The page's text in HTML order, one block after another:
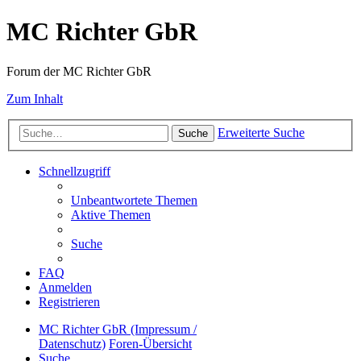
MC Richter GbR
Forum der MC Richter GbR
Zum Inhalt
Suche Erweiterte Suche
Schnellzugriff
Unbeantwortete Themen
Aktive Themen
Suche
FAQ
Anmelden
Registrieren
MC Richter GbR (Impressum /
Datenschutz) Foren-Übersicht